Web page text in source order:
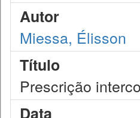
Autor
Miessa, Élisson
Título
Prescrição
Data